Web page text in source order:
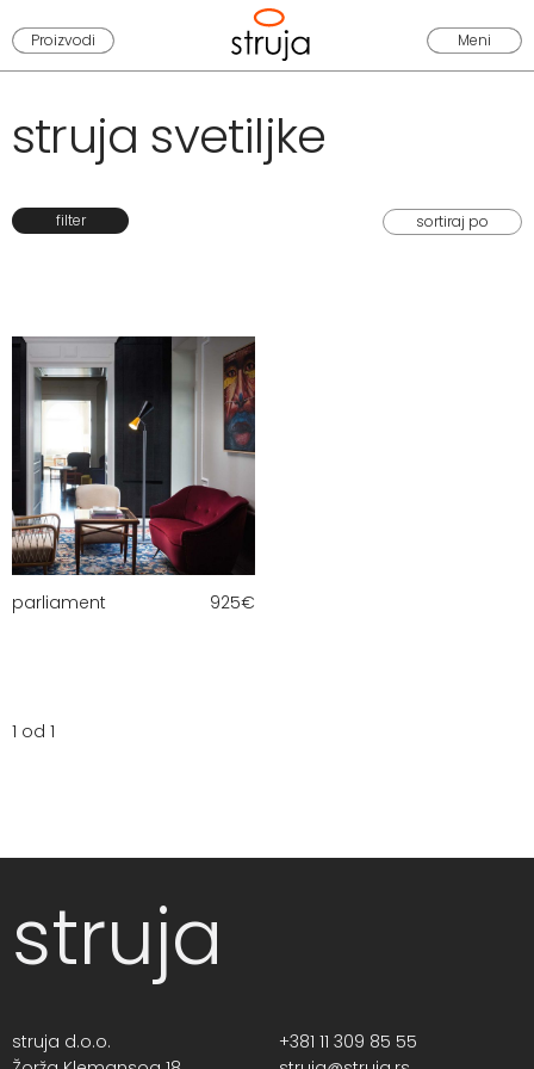
Proizvodi Meni
struja svetiljke
filter
parliament 925€
1 od 1
struja
struja d.o.o.
+381 11 309 85 55